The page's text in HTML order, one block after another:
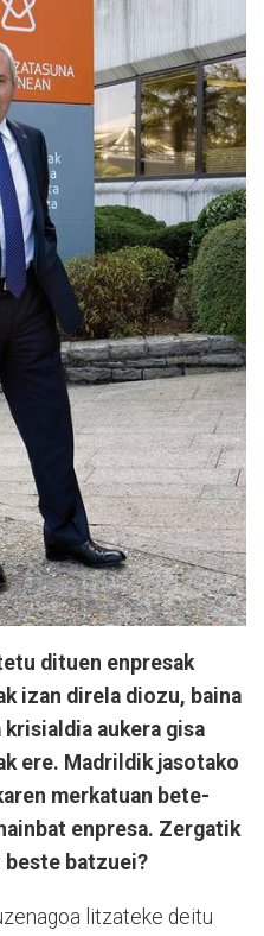
dituen enpresak
izan direla diozu, baina
aukera gisa
ere. Madrildik jasotako
merkatuan bete-
enpresa. Zergatik
batzuei?
litzateke deitu